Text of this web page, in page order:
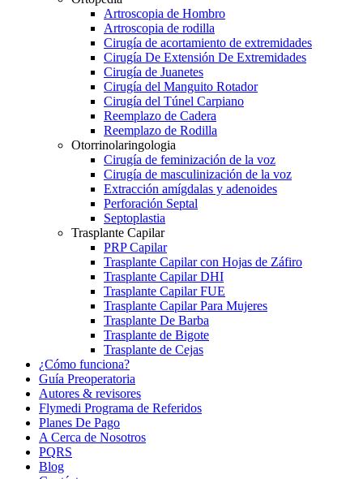
Artroscopia de Hombro
Artroscopia de rodilla
Cirugía de acortamiento de extremidades
Cirugía De Extensión De Extremidades
Cirugía de Juanetes
Cirugía del Manguito Rotador
Cirugía del Túnel Carpiano
Reemplazo de Cadera
Reemplazo de Rodilla
Otorrinolaringologia
Cirugía de feminización de la voz
Cirugía de masculinización de la voz
Extracción amígdalas y adenoides
Perforación Septal
Septoplastia
Trasplante Capilar
PRP Capilar
Trasplante Capilar con Hojas de Záfiro
Trasplante Capilar DHI
Trasplante Capilar FUE
Trasplante Capilar Para Mujeres
Trasplante De Barba
Trasplante de Bigote
Trasplante de Cejas
¿Cómo funciona?
Guía Preoperatoria
Autores & revisores
Flymedi Programa de Referidos
Planes De Pago
A Cerca de Nosotros
PQRS
Blog